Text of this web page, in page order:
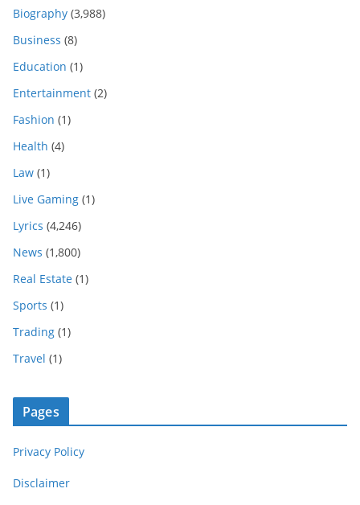
Biography (3,988)
Business (8)
Education (1)
Entertainment (2)
Fashion (1)
Health (4)
Law (1)
Live Gaming (1)
Lyrics (4,246)
News (1,800)
Real Estate (1)
Sports (1)
Trading (1)
Travel (1)
Pages
Privacy Policy
Disclaimer